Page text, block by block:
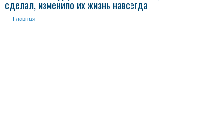
сделал, изменило их жизнь навсегда
Главная